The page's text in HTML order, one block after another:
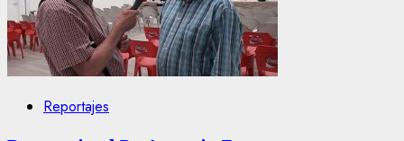
Reportajes